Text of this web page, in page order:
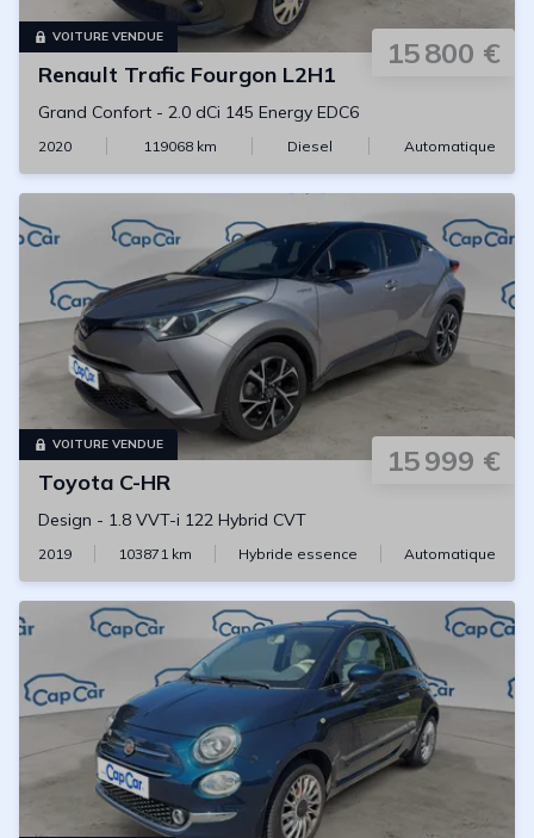
VOITURE VENDUE 15 800 €
Renault Trafic Fourgon L2H1
Grand Confort - 2.0 dCi 145 Energy EDC6
2020 119068km Diesel Automatique
VOITURE VENDUE 15 999 €
Toyota C-HR
Design - 1.8 VVT-i 122 Hybrid CVT
2019 103871 km Hybride essence Automatique